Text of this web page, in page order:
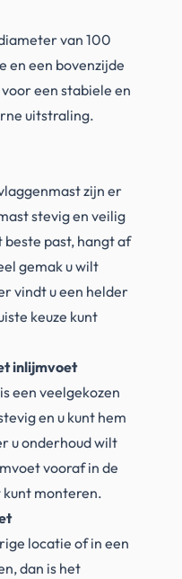
van 100
en een bovenzijde
een stabiele en
uitstraling.
zijn er
stevig en veilig
past, hangt af
gemak u wilt
vindt u een helder
keuze kunt
inlijmvoet
een veelgekozen
en u kunt hem
u onderhoud wilt
vooraf in de
kunt monteren.
locatie of in een
dan is het